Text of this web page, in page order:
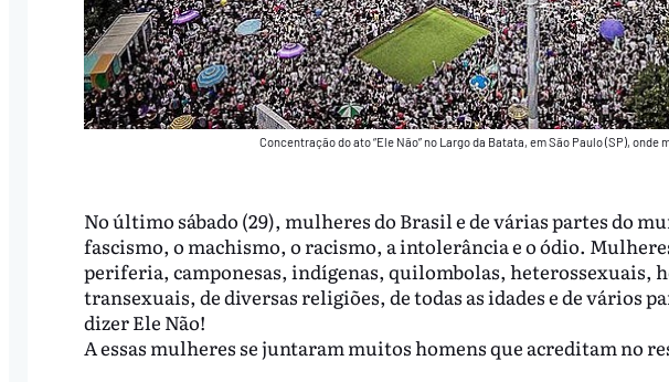
Concentração do ato “Ele Não” no Largo da Batata, em São Paulo (SP), onde
No último sábado (29), mulheres do Brasil e de várias partes do
fascismo, o machismo, o racismo, a intolerância e o ódio.
periferia, camponesas, indígenas, quilombolas, heterossexuais,
transexuais, de diversas religiões, de todas as idades e de vários
dizer Ele Não!
A essas mulheres se juntaram muitos homens que acreditam no